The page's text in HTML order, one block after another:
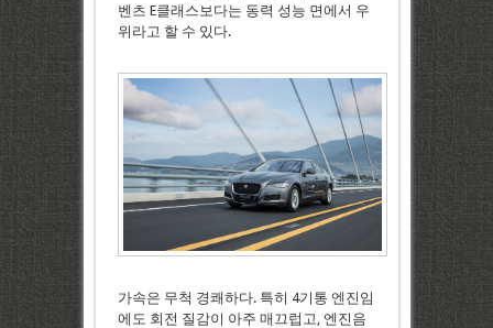
벤츠 E클래스보다는 동력 성능 면에서 우
위라고 할 수 있다.
가속은 무척 경쾌하다. 특히 4기통 엔진임
에도 회전 질감이 아주 매끄럽고, 엔진음